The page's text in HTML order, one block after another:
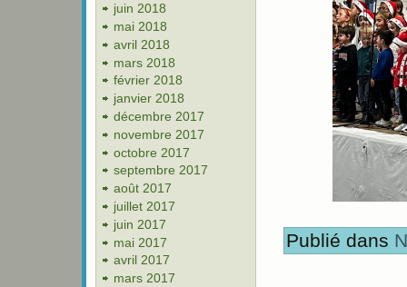
juin 2018
mai 2018
avril 2018
mars 2018
février 2018
janvier 2018
décembre 2017
novembre 2017
octobre 2017
septembre 2017
août 2017
juillet 2017
juin 2017
mai 2017
avril 2017
mars 2017
Publié dans